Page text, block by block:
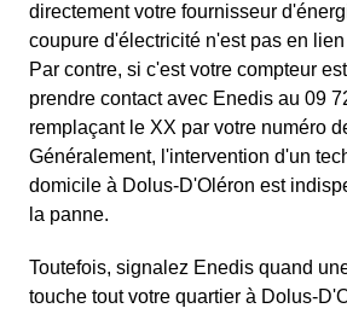
directement votre fournisseur
coupure d'électricité n'est pas en
Par contre, si c'est votre compteur
prendre contact avec Enedis au 09
remplaçant le XX par votre numéro
Généralement, l'intervention d'un
domicile à Dolus-D'Oléron est
la panne.
Toutefois, signalez Enedis quand
touche tout votre quartier à Dolus-